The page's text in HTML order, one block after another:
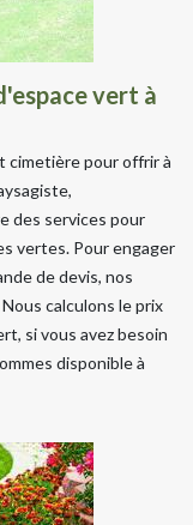
vert à
cimetière pour offrir à
des services pour
vertes. Pour engager
de devis, nos
calculons le prix
si vous avez besoin
disponible à